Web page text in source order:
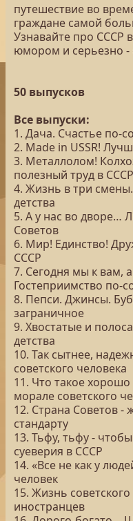
путешествие во
граждане самой
Узнавайте про СССР
юмором и серьезно
50 выпусков
Все выпуски:
1. Дача. Счастье по-
2. Made in USSR!
3. Металлолом!
полезный труд в СССР
4. Жизнь в три
детства
5. А у нас во дворе…
Советов
6. Мир! Единство!
СССР
7. Сегодня мы к вам,
Гостеприимство по-
8. Пепси. Джинсы.
заграничное
9. Хвостатые и
детства
10. Так сытнее,
советского человека
11. Что такое
морале советского
12. Страна Советов -
стандарту
13. Тьфу, тьфу -
суеверия в СССР
14. «Все не как у
человек
15. Жизнь
иностранцев